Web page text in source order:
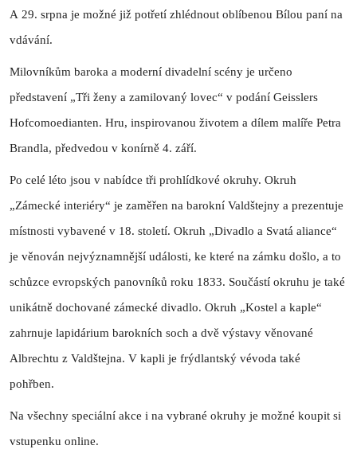
A 29. srpna je možné již potřetí zhlédnout oblíbenou Bílou paní na
vdávání.
Milovníkům baroka a moderní divadelní scény je určeno
představení „Tři ženy a zamilovaný lovec“ v podání Geisslers
Hofcomoedianten. Hru, inspirovanou životem a dílem malíře Petra
Brandla, předvedou v konírně 4. září.
Po celé léto jsou v nabídce tři prohlídkové okruhy. Okruh
„Zámecké interiéry“ je zaměřen na barokní Valdštejny a prezentuje
místnosti vybavené v 18. století. Okruh „Divadlo a Svatá aliance“
je věnován nejvýznamnější události, ke které na zámku došlo, a to
schůzce evropských panovníků roku 1833. Součástí okruhu je také
unikátně dochované zámecké divadlo. Okruh „Kostel a kaple“
zahrnuje lapidárium barokních soch a dvě výstavy věnované
Albrechtu z Valdštejna. V kapli je frýdlantský vévoda také
pohřben.
Na všechny speciální akce i na vybrané okruhy je možné koupit si
vstupenku online.